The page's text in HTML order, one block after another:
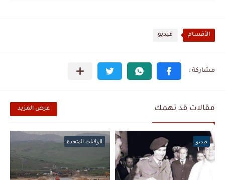
الأقسام فيديو
مقالات قد تهمك عرض المزيد
فيديو الولايات المتحدة